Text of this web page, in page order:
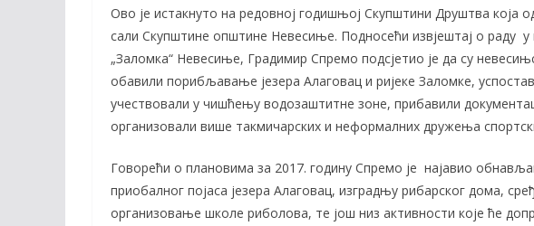
o
k
n
k
Ово је истакнуто на редовној годишњој Скупштини Друштва која
сали Скупштине општине Невесиње. Подносећи извјештај о раду у
„Заломка“ Невесиње, Градимир Спремо подсјетио је да су
обавили порибљавање језера Алаговац и ријеке Заломке,
учествовали у чишћењу водозаштитне зоне, прибавили
организовали више такмичарских и неформалних дружења
Говорећи о плановима за 2017. годину Спремо је најавио
приобалног појаса језера Алаговац, изградњу рибарског дома,
организовање школе риболова, те још низ активности које ће